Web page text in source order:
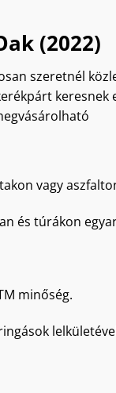
(2022)
szeretnél
keresnek
vagy
és túrákon
minőség.